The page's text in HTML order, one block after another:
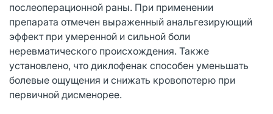
послеоперационной раны. При применении
препарата отмечен выраженный анальгезирующий
эффект при умеренной и сильной боли
неревматического происхождения. Также
установлено, что диклофенак способен уменьшать
болевые ощущения и снижать кровопотерю при
первичной дисменорее.